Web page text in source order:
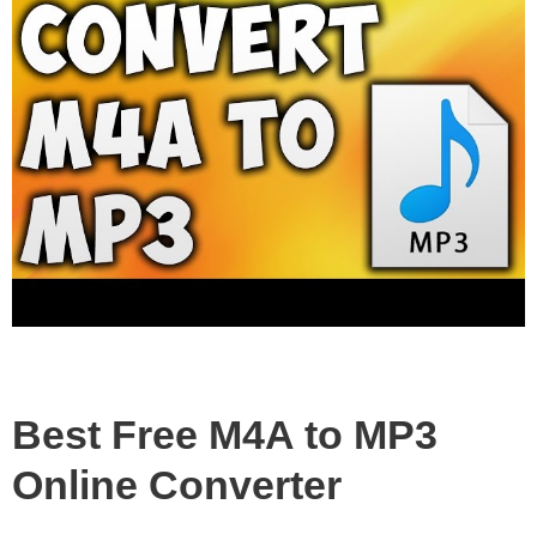
Best Free M4A to MP3
Online Converter